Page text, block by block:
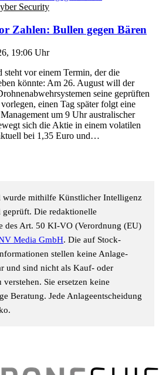
Security
Zahlen: Bullen gegen Bären
19:06 Uhr
steht vor einem Termin, der die
könnte: Am 26. August will der
seine geprüften
einen Tag später folgt eine
um 9 Uhr australischer
sich die Aktie in einem volatilen
bei 1,35 Euro und…
wurde mithilfe Künstlicher Intelligenz
Die redaktionelle
des Art. 50 KI-VO (Verordnung (EU)
Media GmbH. Die auf Stock-
stellen keine Anlage-
und sind nicht als Kauf- oder
Sie ersetzen keine
Beratung. Jede Anlageentscheidung